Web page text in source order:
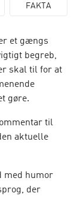
FAKTA
et gængs
begreb,
skal til for at
gøre.
til
aktuelle
med humor
der